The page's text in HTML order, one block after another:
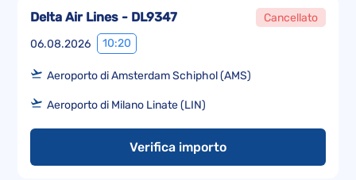
06.08.2026 10:20
Delta Air Lines - DL9347 Cancellato
Aeroporto di Amsterdam Schiphol (AMS)
Aeroporto di Milano Linate (LIN)
Verifica importo